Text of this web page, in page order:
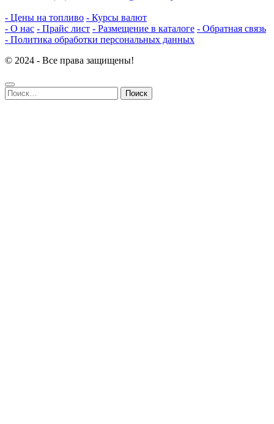
- Цены на топливо - Курсы валют
- О нас - Прайс лист - Размещение в каталоге - Обратная связь
- Политика обработки персональных данных
© 2024 - Все права защищены!
Найти: